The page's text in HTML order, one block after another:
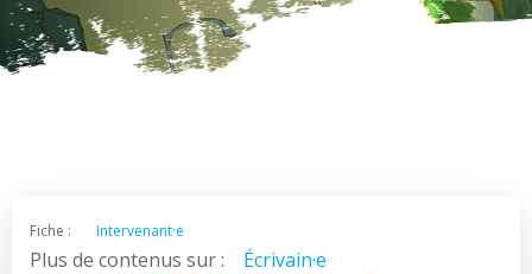
Fiche : Intervenant·e
Plus de contenus sur :
Écrivain·e